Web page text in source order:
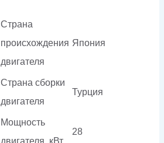
Страна
происхождения
двигателя
Япония
Страна сборки
двигателя
Турция
Мощность
двигателя, кВт
28